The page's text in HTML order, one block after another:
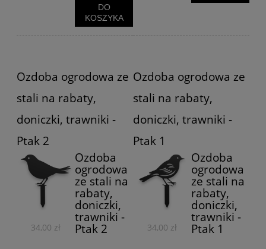
DO
KOSZYKA
Ozdoba ogrodowa ze
stali na rabaty,
doniczki, trawniki -
Ptak 2
34,00 zł
Ozdoba
ogrodowa
ze stali na
rabaty,
doniczki,
trawniki -
Ptak 2
Ozdoba ogrodowa ze
stali na rabaty,
doniczki, trawniki -
Ptak 1
34,00 zł
Ozdoba
ogrodowa
ze stali na
rabaty,
doniczki,
trawniki -
Ptak 1